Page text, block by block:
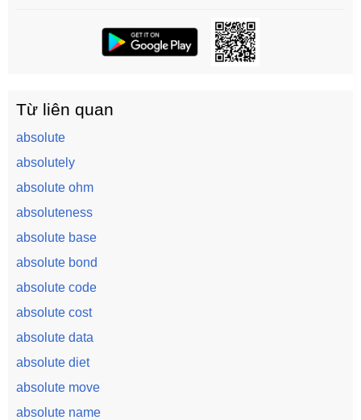
Từ liên quan
absolute
absolutely
absolute ohm
absoluteness
absolute base
absolute bond
absolute code
absolute cost
absolute data
absolute diet
absolute move
absolute name